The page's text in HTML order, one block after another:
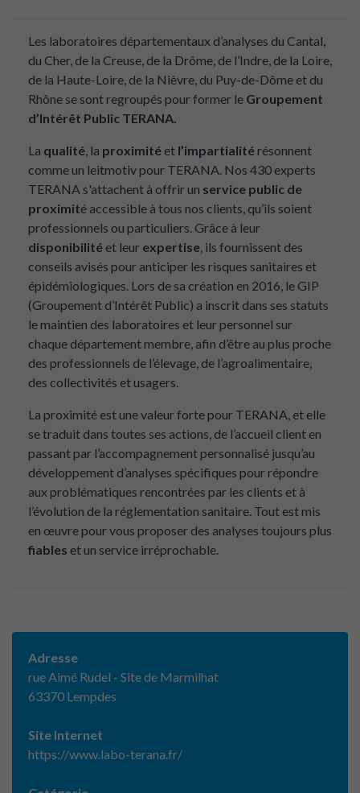
Les laboratoires départementaux d’analyses du Cantal,
du Cher, de la Creuse, de la Drôme, de l’Indre, de la Loire,
de la Haute-Loire, de la Nièvre, du Puy-de-Dôme et du
Rhône se sont regroupés pour former le Groupement
d’Intérêt Public TERANA.
La qualité, la proximité et l’impartialitérésonnent
comme un leitmotiv pour TERANA. Nos 430 experts
TERANA s'attachent à offrir un service public de
proximité accessible à tous nos clients, qu’ils soient
professionnels ou particuliers. Grâce à leur
disponibilité et leur expertise, ils fournissent des
conseils avisés pour anticiper les risques sanitaires et
épidémiologiques. Lors de sa création en 2016, le GIP
(Groupement d’Intérêt Public) a inscrit dans ses statuts
le maintien des laboratoires et leur personnel sur
chaque département membre, afin d’être au plus proche
des professionnels de l’élevage, de l’agroalimentaire,
des collectivités et usagers.
La proximité est une valeur forte pour TERANA, et elle
se traduit dans toutes ses actions, de l’accueil client en
passant par l’accompagnement personnalisé jusqu’au
développement d’analyses spécifiques pour répondre
aux problématiques rencontrées par les clients et à
l’évolution de la réglementation sanitaire. Tout est mis
en œuvre pour vous proposer des analyses toujours plus
fiables et un service irréprochable.
Adresse
rue Aimé Rudel - Site de Marmilhat
63370 Lempdes
Site Internet
https://www.labo-terana.fr/